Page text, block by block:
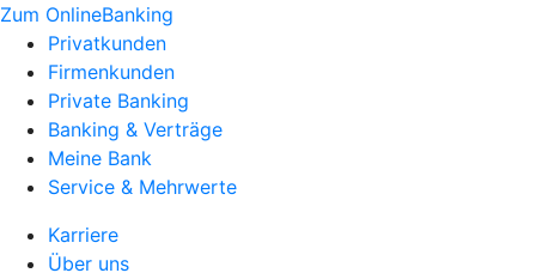
Zum OnlineBanking
Privatkunden
Firmenkunden
Private Banking
Banking & Verträge
Meine Bank
Service & Mehrwerte
Karriere
Über uns